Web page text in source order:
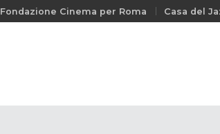
Fondazione Cinema per Roma Casa del